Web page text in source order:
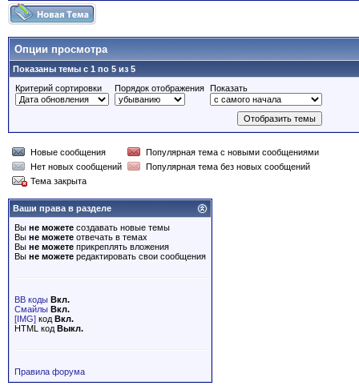
Опции просмотра
Показаны темы с 1 по 5 из 5
Критерий сортировки
Порядок отображения Показать
Новые сообщения
Популярная тема с новыми сообщениями
Нет новых сообщений
Популярная тема без новых сообщений
Тема закрыта
Ваши права в разделе
Вы не можете создавать новые темы
Вы не можете отвечать в темах
Вы не можете прикреплять вложения
Вы не можете редактировать свои сообщения
BB коды Вкл.
Смайлы Вкл.
[IMG] код Вкл.
HTML код Выкл.
Правила форума